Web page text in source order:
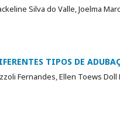
Silva do Valle, Joelma
TIPOS DE
Fernandes, Ellen Toews Doll